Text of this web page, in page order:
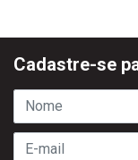
Cadastre-se